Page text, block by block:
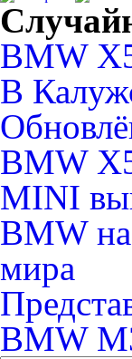
BMW
В
BMW
MINI
BMW
мира
BMW